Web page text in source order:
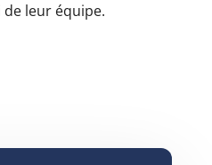
leur équipe.